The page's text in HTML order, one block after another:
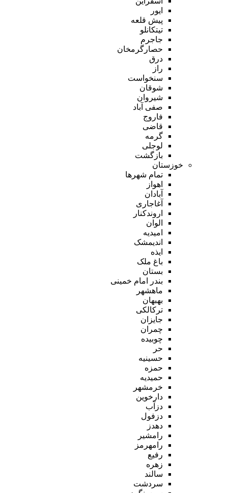
ایور
پیش قلعه
تیتکانلو
جاجرم
حصارگرمخان
درق
راز
سنخواست
شوقان
شیروان
صفی آباد
فاروج
قاضی
گرمه
لوجلی
بازگشت
خوزستان
تمام شهر‌ها
اهواز
آبادان
آغاجاری
اروندکنار
الوان
امیدیه
اندیمشک
ایذه
باغ ملک
بستان
بندر امام خمینی
ماهشهر
بهبهان
ترکالکی
جایزان
چمران
چوبیده
حر
حسینیه
حمزه
حمیدیه
خرمشهر
دارخوین
دزآب
دزفول
دهدز
رامشیر
رامهرمز
رفیع
زهره
سالند
سردشت